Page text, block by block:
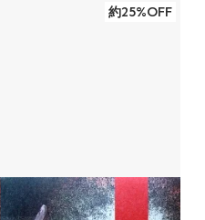
約25%OFF